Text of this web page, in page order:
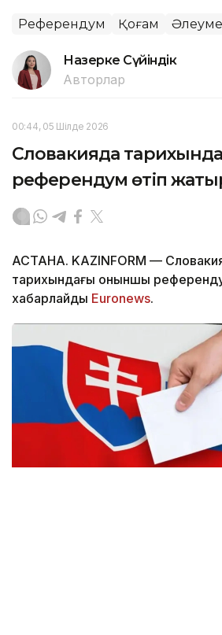
Референдум Қоғам
Назерке Сүйіндік
Авторлар
00:44, 05 Шілде 2026
Словакияда
референдум өтіп
АСТАНА. KAZINFORM —
тарихындағы оныншы
хабарлайды Еuronews.